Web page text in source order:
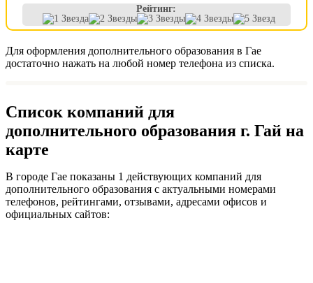
Рейтинг:
Для оформления дополнительного образования в Гае
достаточно нажать на любой номер телефона из списка.
Список компаний для
дополнительного образования г. Гай на
карте
В городе Гае показаны 1 действующих компаний для
дополнительного образования с актуальными номерами
телефонов, рейтингами, отзывами, адресами офисов и
официальных сайтов: